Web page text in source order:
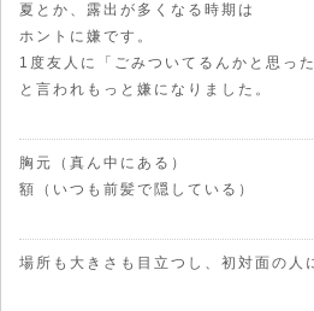
夏とか、露出が多くなる時期は
ホントに嫌です。
1度友人に「ごみついてるんかと思った
と言われもっと嫌になりました。
胸元（真ん中にある）
額（いつも前髪で隠している）
場所も大きさも目立つし、初対面の人